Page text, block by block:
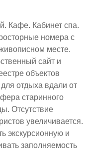
Кафе. Кабинет спа.
номера с
месте.
сайт и
объектов
отдыха вдали от
старинного
Отсутствие
увеличивается.
экскурсионную и
заполняемость